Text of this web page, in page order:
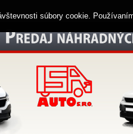
súbory cookie.